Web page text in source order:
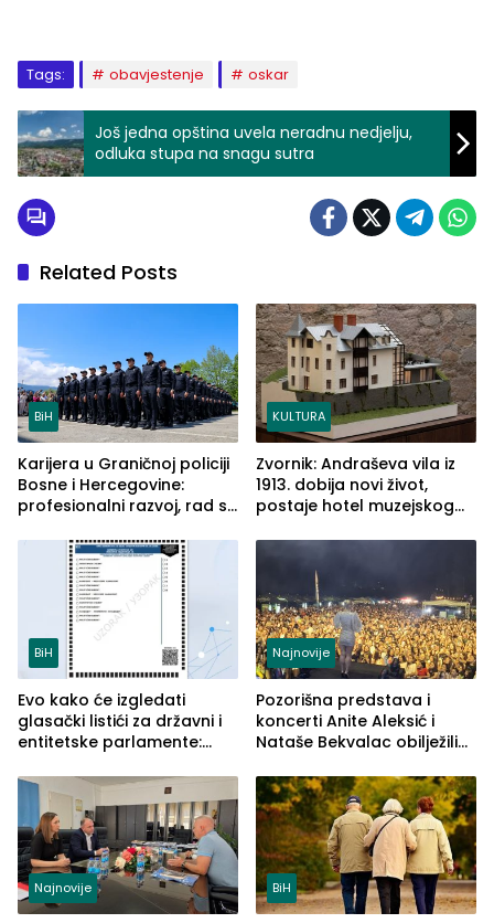
Tags: obavjestenje oskar
Još jedna opština uvela neradnu nedjelju,
odluka stupa na snagu sutra
Related Posts
BiH
Karijera u Graničnoj policiji
Bosne i Hercegovine:
profesionalni razvoj, rad sa
služba građanima
KULTURA
Zvornik: Andraševa vila iz
1913. dobija novi život,
postaje hotel muzejskog
BiH
Evo kako će izgledati
glasački listići za državni i
entitetske parlamente:
vidljive na njima
Najnovije
Pozorišna predstava i
koncerti Anite Aleksić i
Nataše Bekvalac obilježili
ljeta (FOTO)
Najnovije BiH